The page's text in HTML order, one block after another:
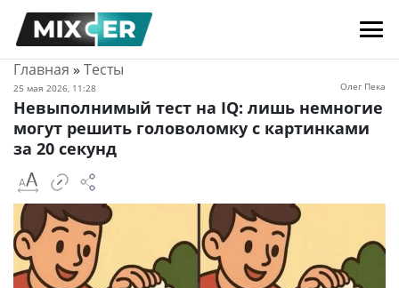
Главная » Тесты
25 мая 2026, 11:28 Олег Пека
Невыполнимый тест на IQ: лишь немногие
могут решить головоломку с картинками
за 20 секунд